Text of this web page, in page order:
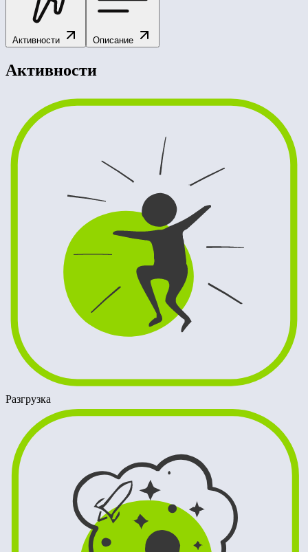
Активности Описание
Активности
Разгрузка